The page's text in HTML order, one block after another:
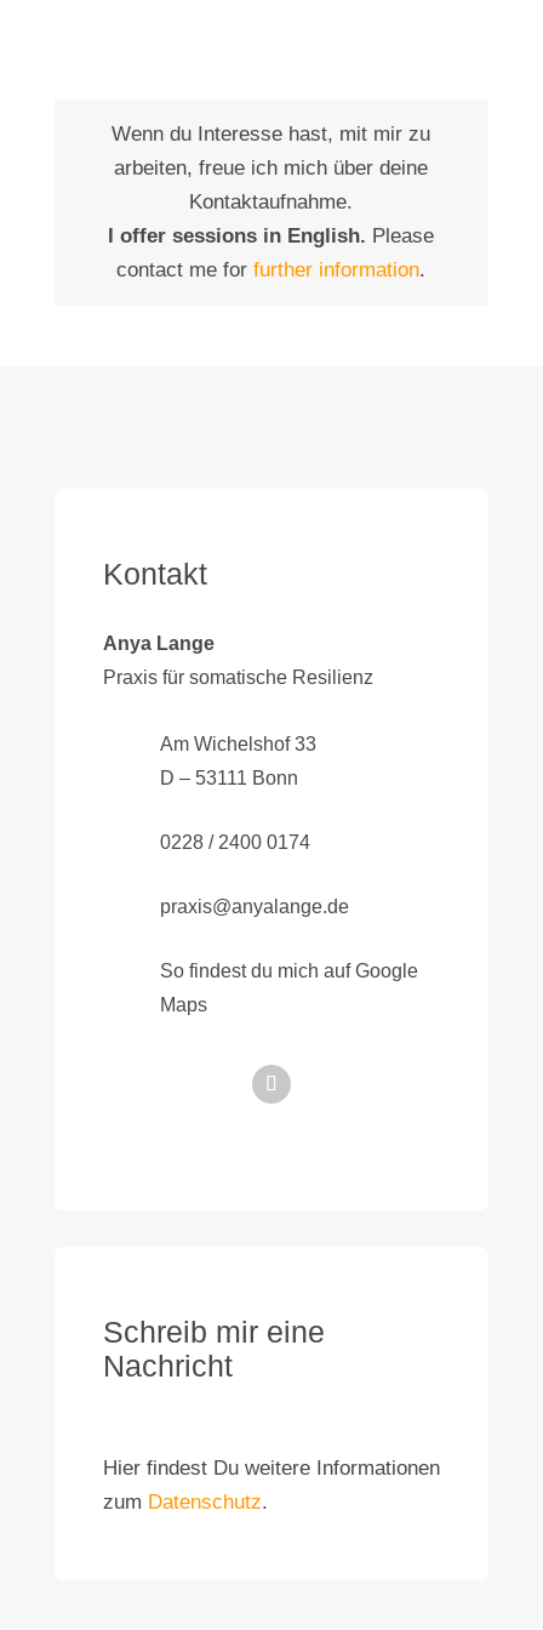
Wenn du Interesse hast, mit mir zu
arbeiten, freue ich mich über deine
Kontaktaufnahme.
I offer sessions in English. Please
contact me forfurther information.
Kontakt
Anya Lange
Praxis für somatische Resilienz
Am Wichelshof 33
D – 53111 Bonn
0228 / 2400 0174
praxis@anyalange.de
So findest du mich auf Google
Maps
Schreib mir eine
Nachricht
Hier findest Du weitere Informationen
zum Datenschutz.